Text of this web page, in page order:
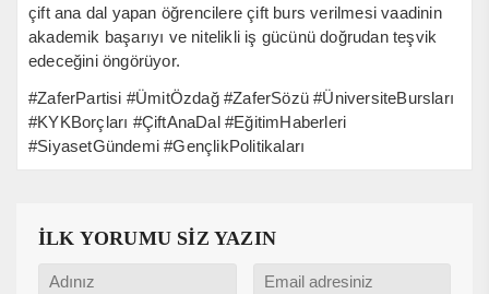
çift ana dal yapan öğrencilere çift burs verilmesi vaadinin
akademik başarıyı ve nitelikli iş gücünü doğrudan teşvik
edeceğini öngörüyor.
#ZaferPartisi #ÜmitÖzdağ #ZaferSözü #ÜniversiteBursları
#KYKBorçları #ÇiftAnaDal #EğitimHaberleri
#SiyasetGündemi #GençlikPolitikaları
İLK YORUMU SİZ YAZIN